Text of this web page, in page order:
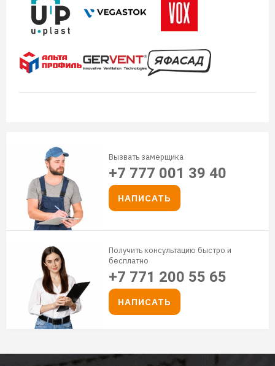
Вызвать замерщика
+7 777 001 39 40
НАПИСАТЬ
Получить консультацию быстро и
бесплатно
+7 771 200 55 65
НАПИСАТЬ